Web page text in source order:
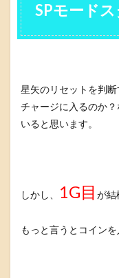
SPモードス
星矢のリセットを判
チャージに入るのか
いると思います。
しかし、 1G目 が結
もっと言うとコイン